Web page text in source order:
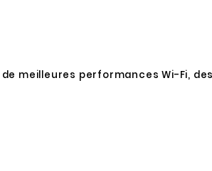
meilleures performances Wi-Fi,